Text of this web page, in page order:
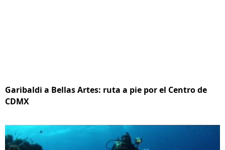
Garibaldi a Bellas Artes: ruta a pie por el Centro de
CDMX